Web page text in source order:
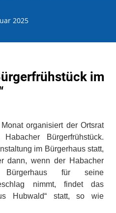
2025
im
organisiert der Ortsrat
Bürgerfrühstück.
im Bürgerhaus statt,
dann, wenn der Habacher
Bürgerhaus für seine
nimmt, findet das
Hubwald“ statt, so wie